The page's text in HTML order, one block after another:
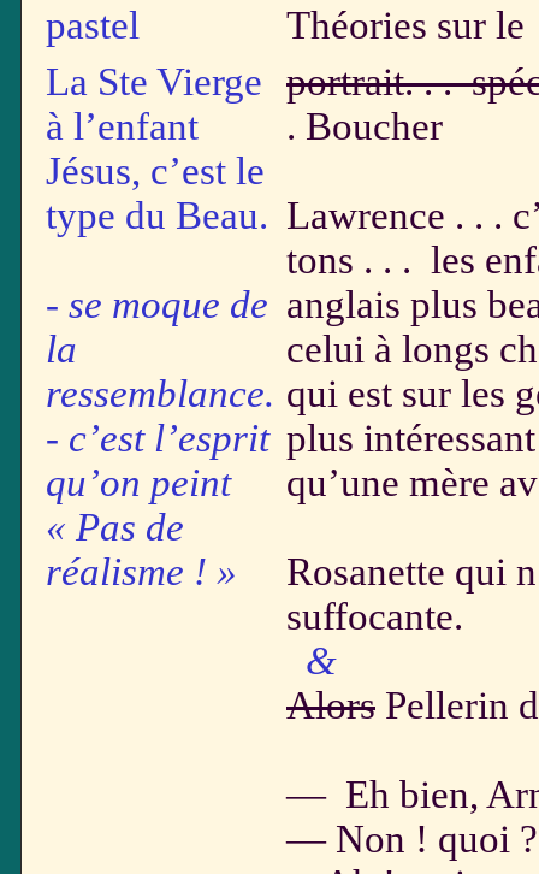
pastel
Théories sur le
La Ste Vierge
à l’enfant
Jésus, c’est le
type du Beau.
- se moque de
la
ressemblance.
- c’est l’esprit
qu’on peint
« Pas de
réalisme ! »
portrait. . .
. Boucher
Lawrence . . .
tons . . . les
anglais plus
celui à longs
qui est sur les
plus intéressant
qu’une mère
Rosanette qui
suffocante.
&
Alors Pellerin
— Eh bien,
— Non ! quoi ?